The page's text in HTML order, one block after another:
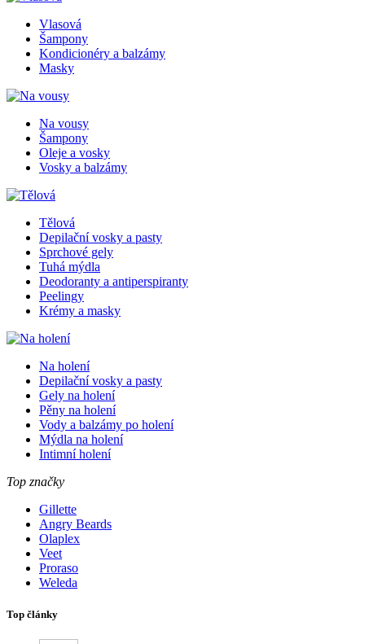
Vlasová
Šampony
Kondicionéry a balzámy
Masky
Na vousy
Šampony
Oleje a vosky
Vosky a balzámy
Tělová
Depilační vosky a pasty
Sprchové gely
Tuhá mýdla
Deodoranty a antiperspiranty
Peelingy
Krémy a masky
Na holení
Depilační vosky a pasty
Gely na holení
Pěny na holení
Vody a balzámy po holení
Mýdla na holení
Intimní holení
Top značky
Gillette
Angry Beards
Olaplex
Veet
Proraso
Weleda
Top články